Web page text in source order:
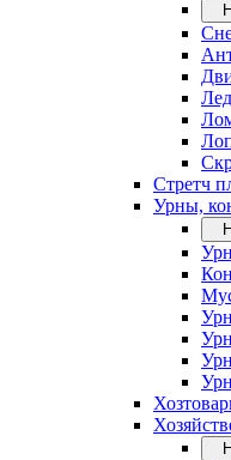
Стретч
Урны,